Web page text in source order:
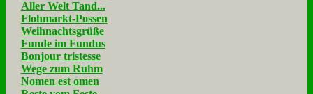
Aller Welt Tand...
Flohmarkt-Possen
Weihnachtsgrüße
Funde im Fundus
Bonjour tristesse
Wege zum Ruhm
Nomen est omen